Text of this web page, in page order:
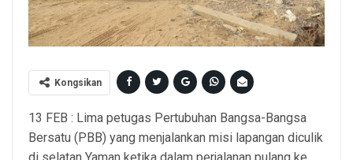
Kongsikan
13 FEB : Lima petugas Pertubuhan Bangsa-Bangsa
Bersatu (PBB) yang menjalankan misi lapangan diculik
di selatan Yaman ketika dalam perjalanan pulang ke